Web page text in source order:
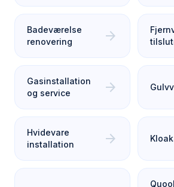
Badeværelse
renovering
arrow_forward
Gasinstallation
og service
arrow_forward
Hvidevare
installation
arrow_forward